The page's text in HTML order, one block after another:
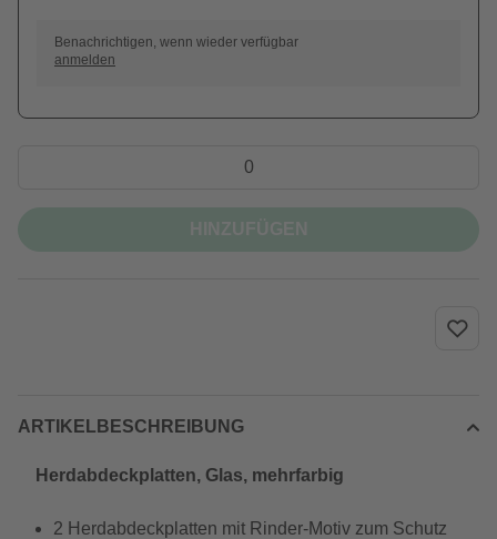
Benachrichtigen, wenn wieder verfügbar
anmelden
ARTIKELBESCHREIBUNG
Herdabdeckplatten, Glas, mehrfarbig
2 Herdabdeckplatten mit Rinder-Motiv zum Schutz